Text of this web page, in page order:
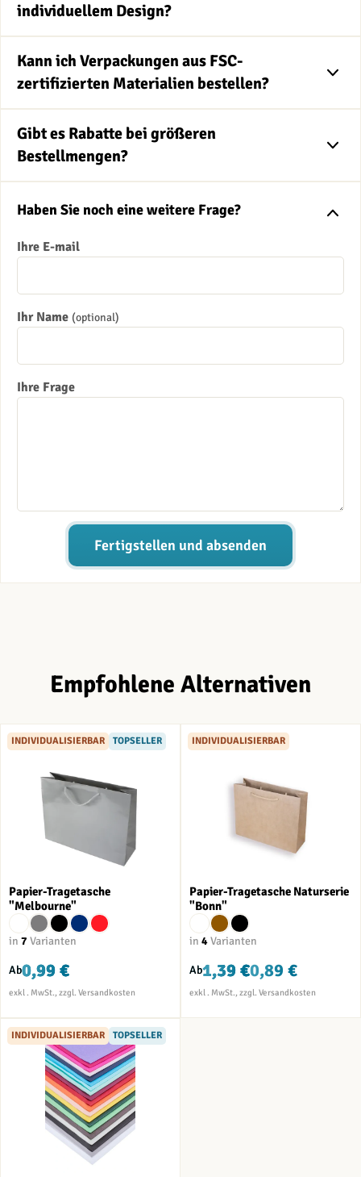
individuellem Design?
Kann ich Verpackungen aus FSC-
zertifizierten Materialien bestellen?
Gibt es Rabatte bei größeren
Bestellmengen?
Haben Sie noch eine weitere Frage?
Ihre E-mail
Ihr Name (optional)
Ihre Frage
Fertigstellen und absenden
Empfohlene Alternativen
TOPSELLER
INDIVIDUALISIERBAR
Papier-Tragetasche
"Melbourne"
in 7 Varianten
Ab0,99 €
INDIVIDUALISIERBAR
Papier-Tragetasche Naturserie
"Bonn"
in 4Varianten
Ab1,39 €0,89 €
TOPSELLER
INDIVIDUALISIERBAR